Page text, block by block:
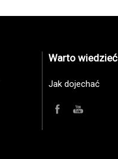
Warto wiedzieć
Jak dojechać